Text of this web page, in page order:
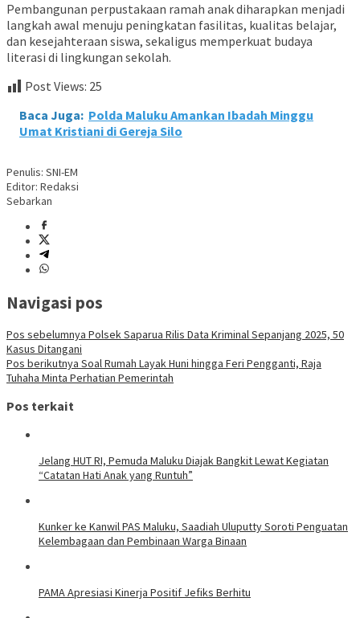
Pembangunan perpustakaan ramah anak diharapkan menjadi
langkah awal menuju peningkatan fasilitas, kualitas belajar,
dan kesejahteraan siswa, sekaligus memperkuat budaya
literasi di lingkungan sekolah.
Post Views: 25
Baca Juga: Polda Maluku Amankan Ibadah Minggu
Umat Kristiani di Gereja Silo
Penulis: SNI-EM
Editor: Redaksi
Sebarkan
Navigasi pos
Pos sebelumnya Polsek Saparua Rilis Data Kriminal Sepanjang 2025, 50
Kasus Ditangani
Pos berikutnya Soal Rumah Layak Huni hingga Feri Pengganti, Raja
Tuhaha Minta Perhatian Pemerintah
Pos terkait
Jelang HUT RI, Pemuda Maluku Diajak Bangkit Lewat Kegiatan
“Catatan Hati Anak yang Runtuh”
Kunker ke Kanwil PAS Maluku, Saadiah Uluputty Soroti Penguatan
Kelembagaan dan Pembinaan Warga Binaan
PAMA Apresiasi Kinerja Positif Jefiks Berhitu